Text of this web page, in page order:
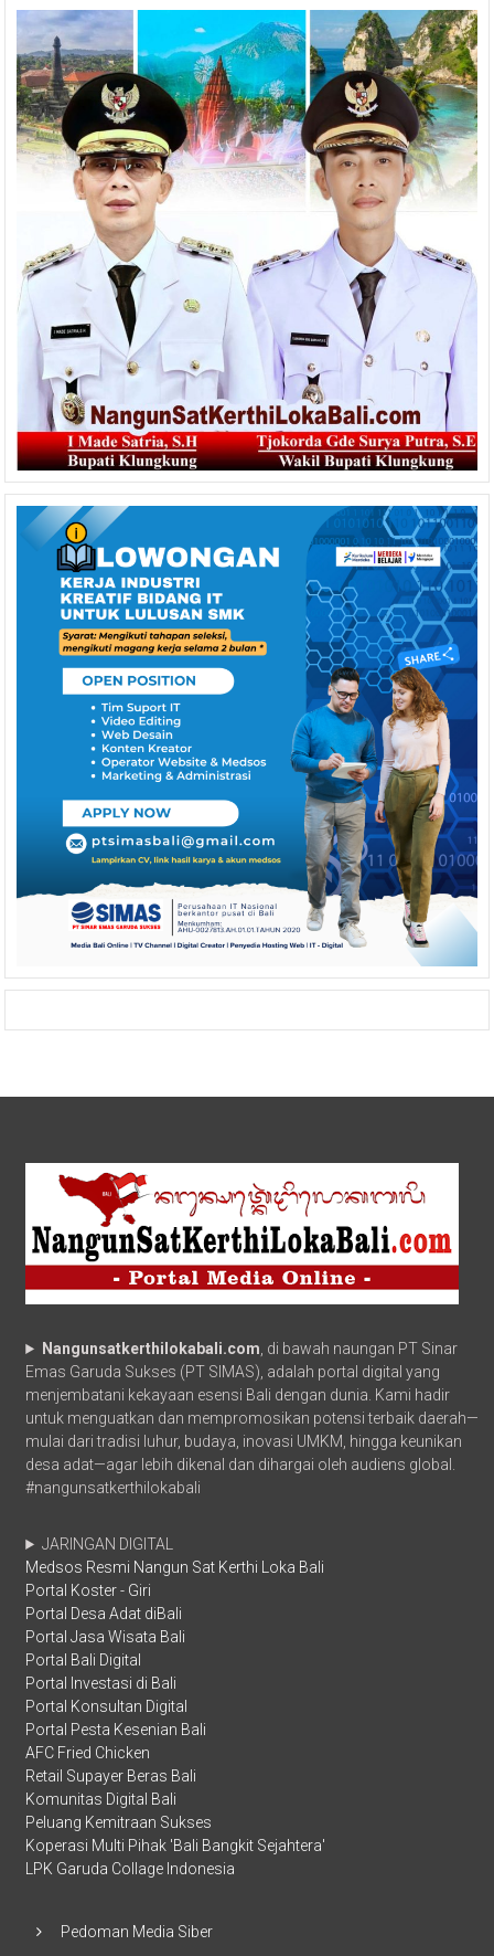
Nangunsatkerthilokabali.com , di bawah naungan PT Sinar
Emas Garuda Sukses (PT SIMAS), adalah portal digital yang
menjembatani kekayaan esensi Bali dengan dunia. Kami hadir
untuk menguatkan dan mempromosikan potensi terbaik daerah—
mulai dari tradisi luhur, budaya, inovasi UMKM, hingga keunikan
desa adat—agar lebih dikenal dan dihargai oleh audiens global.
#nangunsatkerthilokabali
JARINGAN DIGITAL
Medsos Resmi Nangun Sat Kerthi Loka Bali
Portal Koster - Giri
Portal Desa Adat diBali
Portal Jasa Wisata Bali
Portal Bali Digital
Portal Investasi di Bali
Portal Konsultan Digital
Portal Pesta Kesenian Bali
AFC Fried Chicken
Retail Supayer Beras Bali
Komunitas Digital Bali
Peluang Kemitraan Sukses
Koperasi Multi Pihak 'Bali Bangkit Sejahtera'
LPK Garuda Collage Indonesia
Pedoman Media Siber